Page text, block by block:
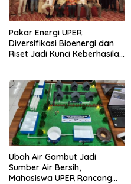
Pakar Energi UPER:
Diversifikasi Bioenergi dan
Riset Jadi Kunci Keberhasilan
Ubah Air Gambut Jadi
Sumber Air Bersih,
Mahasiswa UPER Rancang